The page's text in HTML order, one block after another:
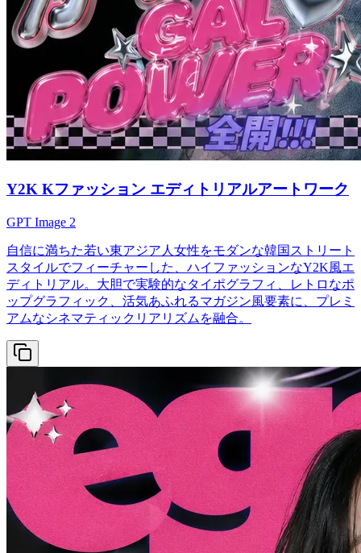
Y2K Kファッション エディトリアルアートワーク
GPT Image 2
自信に満ちた若い東アジア人女性をモダンな韓国ストリート
スタイルでフィーチャーした、ハイファッションなY2K風エ
ディトリアル。大胆で実験的なタイポグラフィ、レトロなポ
ップグラフィック、活気あふれるマガジン風要素に、プレミ
アムなシネマティックリアリズムを融合。